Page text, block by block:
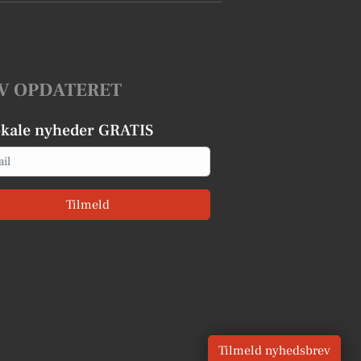
OPDATERET
nyheder GRATIS
Tilmeld
Tilmeld nyhedsbrev